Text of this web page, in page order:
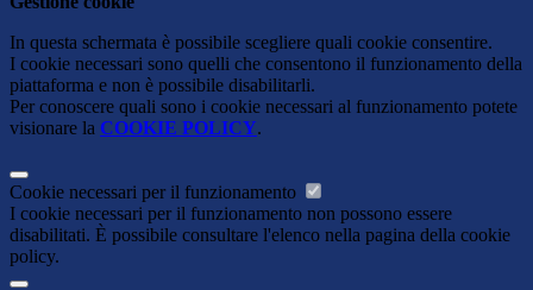
In questa schermata è possibile scegliere quali cookie consentire.
I cookie necessari sono quelli che consentono il funzionamento della
piattaforma e non è possibile disabilitarli.
Per conoscere quali sono i cookie necessari al funzionamento potete
visionare la COOKIE POLICY.
Cookie necessari per il funzionamento
I cookie necessari per il funzionamento non possono essere
disabilitati. È possibile consultare l'elenco nella pagina della cookie
policy.